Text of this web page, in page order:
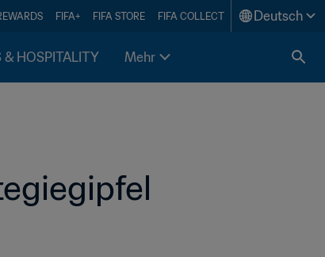
FIFA+ FIFA STORE FIFA COLLECT Deutsch
& HOSPITALITY Mehr